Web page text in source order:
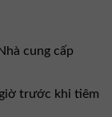
cung cấp
trước khi tiêm